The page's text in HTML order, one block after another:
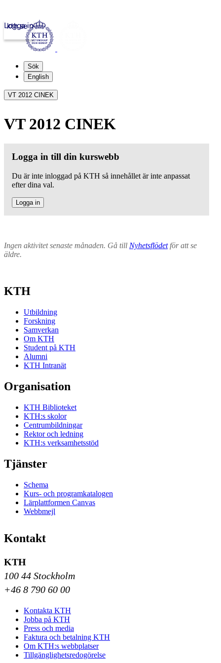
kth.se
Logga in
Sök
English
VT 2012 CINEK
VT 2012 CINEK
Logga in till din kurswebb
Du är inte inloggad på KTH så innehållet är inte anpassat
efter dina val.
Logga in
Ingen aktivitet senaste månaden. Gå till Nyhetsflödetför att se
äldre.
KTH
Utbildning
Forskning
Samverkan
Om KTH
Student på KTH
Alumni
KTH Intranät
Organisation
KTH Biblioteket
KTH:s skolor
Centrumbildningar
Rektor och ledning
KTH:s verksamhetsstöd
Tjänster
Schema
Kurs- och programkatalogen
Lärplattformen Canvas
Webbmejl
Kontakt
KTH
100 44 Stockholm
+46 8 790 60 00
Kontakta KTH
Jobba på KTH
Press och media
Faktura och betalning KTH
Om KTH:s webbplatser
Tillgänglighetsredogörelse